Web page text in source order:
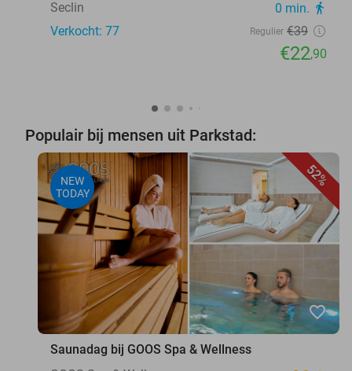
Seclin 0 min. directions_walk
Verkocht: 77 Regulier €39
€22,90
Populair bij mensen uit Parkstad:
52%
NEW
TODAY
favorite_border
Saunadag bij GOOS Spa & Wellness